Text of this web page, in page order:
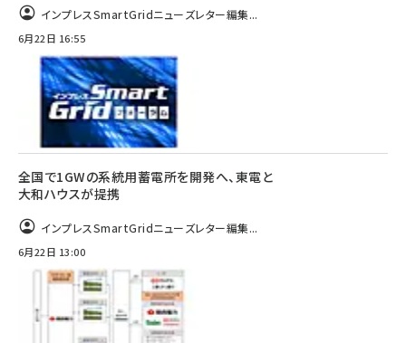
インプレスSmartGridニューズレター編集...
6月22日 16:55
全国で1GWの系統用蓄電所を開発へ、東電と
大和ハウスが提携
インプレスSmartGridニューズレター編集...
6月22日 13:00